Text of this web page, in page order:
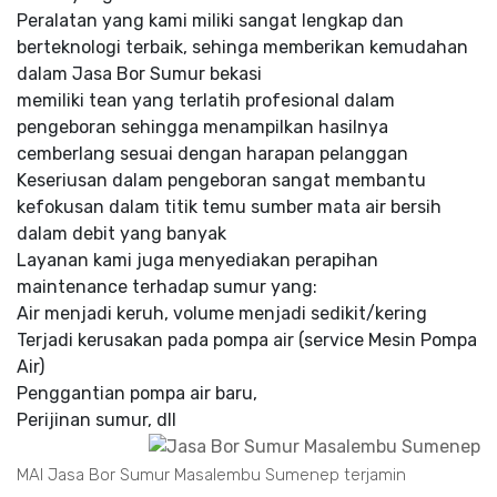
Peralatan yang kami miliki sangat lengkap dan
berteknologi terbaik, sehinga memberikan kemudahan
dalam Jasa Bor Sumur bekasi
memiliki tean yang terlatih profesional dalam
pengeboran sehingga menampilkan hasilnya
cemberlang sesuai dengan harapan pelanggan
Keseriusan dalam pengeboran sangat membantu
kefokusan dalam titik temu sumber mata air bersih
dalam debit yang banyak
Layanan kami juga menyediakan perapihan
maintenance terhadap sumur yang:
Air menjadi keruh, volume menjadi sedikit/kering
Terjadi kerusakan pada pompa air (service Mesin Pompa
Air)
Penggantian pompa air baru,
Perijinan sumur, dll
MAI Jasa Bor Sumur Masalembu Sumenep terjamin